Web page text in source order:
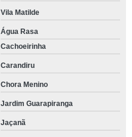
Vila Matilde
Água Rasa
Cachoeirinha
Carandiru
Chora Menino
Jardim Guarapiranga
Jaçanã